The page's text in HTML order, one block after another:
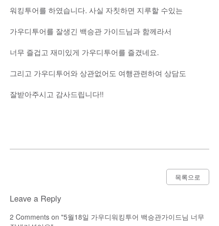
워킹투어를 하였습니다. 사실 자칫하면 지루할 수있는
가우디투어를 잘생긴 백승관 가이드님과 함께라서
너무 즐겁고 재미있게 가우디투어를 즐겼네요.
그리고 가우디투어와 상관없어도 여행관련하여 상담도
잘받아주시고 감사드립니다!!
목록으로
Leave a Reply
2 Comments on "5월18일 가우디워킹투어 백승관가이드님 너무